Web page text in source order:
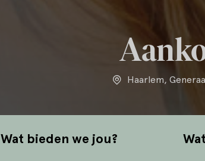
Haarlem,
Wat bieden we jou?